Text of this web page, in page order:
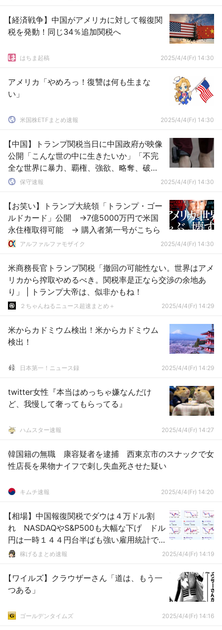
【経済戦争】中国がアメリカに対して報復関
税を発動！同じ34％追加関税へ
はちま起稿 2025/4/4(Fr) 14:30
アメリカ「やめろっ！復讐は何も生まな
い」
米国株ETFまとめ速報 2025/4/4(Fr) 14:30
【中国】トランプ関税当日に中国政府が映像
公開「こんな世の中に生きたいか」「不完
全な世界に暴力、覇権、強欲、略奪、破
壊、監視、排斥、圧迫、挑発、関税などが
さに関係なく平等で共に利益を享有する国
に住みたくはないか」
保守速報 2025/4/4(Fr) 14:30
【お笑い】トランプ大統領「トランプ・ゴー
ルドカード」公開 →7億5000万円で米国
永住権取得可能 → 購入者第一号がこちら
アルファルファモザイク 2025/4/4(Fr) 14:30
米商務長官トランプ関税「撤回の可能性ない。世界はアメ
リカから搾取やめるべき。関税率是正なら交渉の余地あ
り」 | トランプ大帝は、似非かもね！
２ちゃんねるニュース超速まとめ＋ 2025/4/4(Fr) 14:29
米からカドミウム検出！米からカドミウム
検出！
日本第一！ニュース録 2025/4/4(Fr) 14:29
twitter女性『本当はめっちゃ嫌なんだけ
ど、我慢して奢ってもらってる』
ハムスター速報 2025/4/4(Fr) 14:27
韓国籍の無職 康容疑者を逮捕 西東京市のスナックで女
性店長を果物ナイフで刺し失血死させた疑い
キムチ速報 2025/4/4(Fr) 14:20
【相場】中国報復関税でダウは４万ドル割
れ NASDAQやS&P500も大幅な下げ ドル
円は一時１４４円台半ばも強い雇用統計で
１４５円台後半へ復帰
稼げるまとめ速報 2025/4/4(Fr) 14:19
【ワイルズ】クラウザーさん「道は、もう一
つある」
ゴールデンタイムズ 2025/4/4(Fr) 14:16